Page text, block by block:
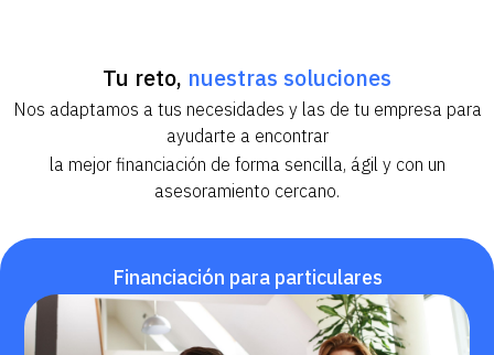
Tu reto, nuestras soluciones
Nos adaptamos a tus necesidades y las de tu empresa para
ayudarte a encontrar
la mejor financiación de forma sencilla, ágil y con un
asesoramiento cercano.
Financiación para particulares